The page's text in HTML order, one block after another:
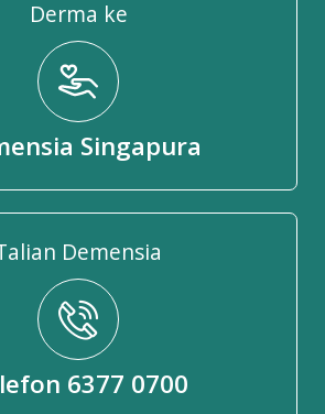
Derma ke
Singapura
Demensia
6377 0700